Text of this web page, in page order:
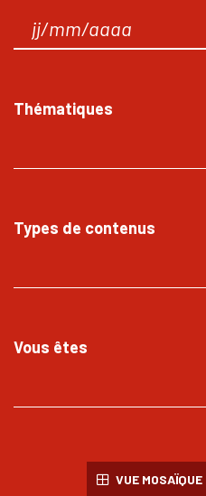
Thématiques
Types de contenus
Vous êtes
VUE MOSAÏQUE